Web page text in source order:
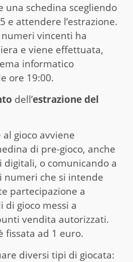
una schedina scegliendo
e attendere l’estrazione.
numeri vincenti ha
e viene effettuata,
informatico
ore 19:00.
dell’estrazione del
gioco avviene
di pre-gioco, anche
o comunicando a
numeri che si intende
partecipazione a
di gioco messi a
vendita autorizzati.
fissata ad 1 euro.
diversi tipi di giocata: